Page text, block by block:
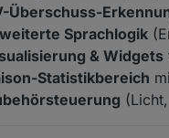
Überschuss-
Sprachlogik
& Widgets
Statistikbereich